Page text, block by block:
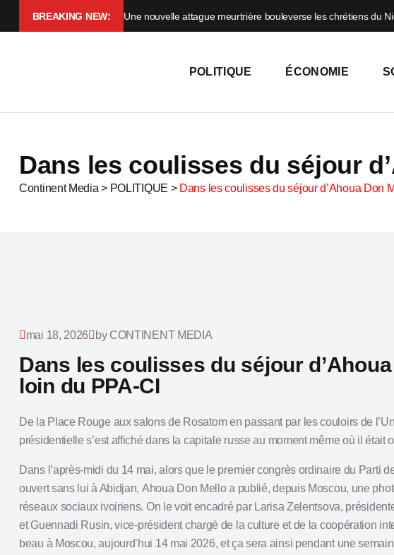
BREAKING NEW: Une nouvelle attague meurtrière bouleverse les chrétiens du
POLITIQUE ÉCONOMIE
Dans les coulisses du séjour
Continent Media > POLITIQUE > Dans les coulisses du séjour d’Ahoua Don
mai 18, 2026 by CONTINENT MEDIA
Dans les coulisses du séjour
loin du PPA-CI
De la Place Rouge aux salons de Rosatom en passant par les couloirs de
présidentielle s’est affiché dans la capitale russe au moment même où il était
Dans l’après‑midi du 14 mai, alors que le premier congrès ordinaire du Parti
ouvert sans lui à Abidjan, Ahoua Don Melloa publié, depuis Moscou, une
réseaux sociaux ivoiriens. On le voit encadré par Larisa Zelentsova,
etGuennadi Rusin, vice‑président chargé de la culture et de la coopération
beau à Moscou, aujourd’hui 14 mai 2026, et ça sera ainsi pendant une